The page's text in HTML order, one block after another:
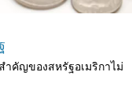
ำคัญของสหรัฐอเมริกาไม่